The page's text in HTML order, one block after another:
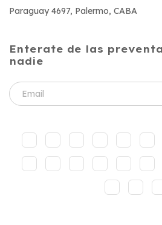
Paraguay 4697, Palermo, CABA
Enterate de las
nadie